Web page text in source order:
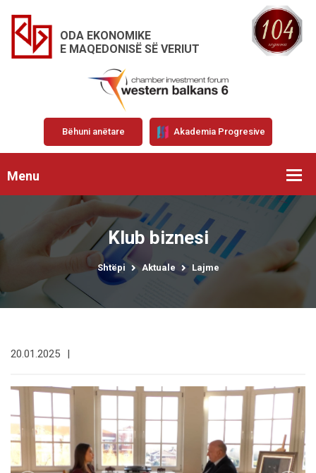
ODA EKONOMIKE
E MAQEDONISË SË VERIUT
Bëhuni anëtare Akademia Progresive
Menu
Klub biznesi
Shtëpi Aktuale Lajme
20.01.2025 |